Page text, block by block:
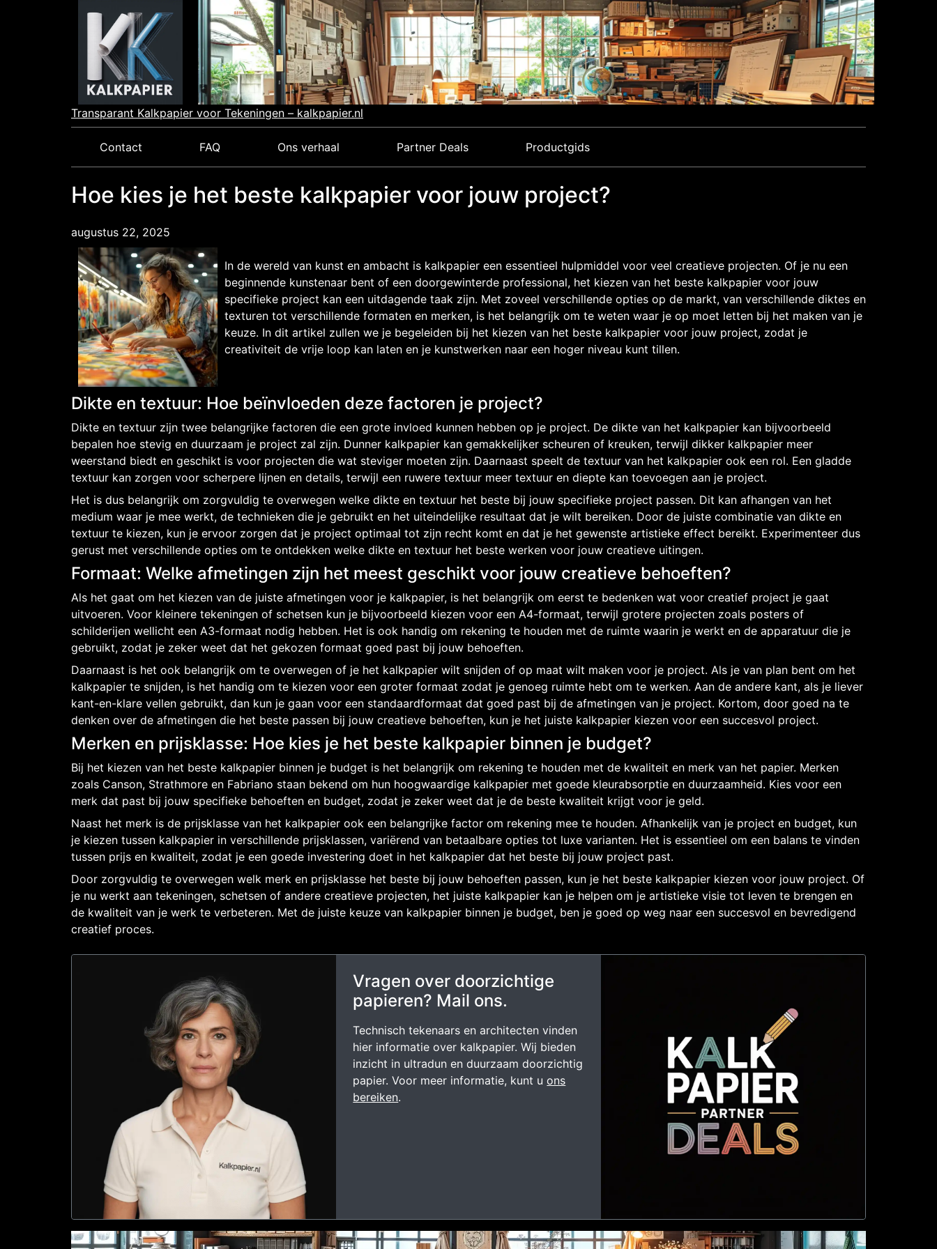
content
Transparant Kalkpapier voor Tekeningen – kalkpapier.nl
Contact FAQ Ons verhaal Partner Deals Productgids
Hoe kies je het beste kalkpapier voor jouw project?
augustus 22, 2025
In de wereld van kunst en ambacht is kalkpapier een essentieel hulpmiddel voor veel creatieve projecten. Of je nu een
beginnende kunstenaar bent of een doorgewinterde professional, het kiezen van het beste kalkpapier voor jouw
specifieke project kan een uitdagende taak zijn. Met zoveel verschillende opties op de markt, van verschillende diktes en
texturen tot verschillende formaten en merken, is het belangrijk om te weten waar je op moet letten bij het maken van je
keuze. In dit artikel zullen we je begeleiden bij het kiezen van het beste kalkpapier voor jouw project, zodat je
creativiteit de vrije loop kan laten en je kunstwerken naar een hoger niveau kunt tillen.
Dikte en textuur: Hoe beïnvloeden deze factoren je project?
Dikte en textuur zijn twee belangrijke factoren die een grote invloed kunnen hebben op je project. De dikte van het kalkpapier kan bijvoorbeeld
bepalen hoe stevig en duurzaam je project zal zijn. Dunner kalkpapier kan gemakkelijker scheuren of kreuken, terwijl dikker kalkpapier meer
weerstand biedt en geschikt is voor projecten die wat steviger moeten zijn. Daarnaast speelt de textuur van het kalkpapier ook een rol. Een gladde
textuur kan zorgen voor scherpere lijnen en details, terwijl een ruwere textuur meer textuur en diepte kan toevoegen aan je project.
Het is dus belangrijk om zorgvuldig te overwegen welke dikte en textuur het beste bij jouw specifieke project passen. Dit kan afhangen van het
medium waar je mee werkt, de technieken die je gebruikt en het uiteindelijke resultaat dat je wilt bereiken. Door de juiste combinatie van dikte en
textuur te kiezen, kun je ervoor zorgen dat je project optimaal tot zijn recht komt en dat je het gewenste artistieke effect bereikt. Experimenteer dus
gerust met verschillende opties om te ontdekken welke dikte en textuur het beste werken voor jouw creatieve uitingen.
Formaat: Welke afmetingen zijn het meest geschikt voor jouw creatieve behoeften?
Als het gaat om het kiezen van de juiste afmetingen voor je kalkpapier, is het belangrijk om eerst te bedenken wat voor creatief project je gaat
uitvoeren. Voor kleinere tekeningen of schetsen kun je bijvoorbeeld kiezen voor een A4-formaat, terwijl grotere projecten zoals posters of
schilderijen wellicht een A3-formaat nodig hebben. Het is ook handig om rekening te houden met de ruimte waarin je werkt en de apparatuur die je
gebruikt, zodat je zeker weet dat het gekozen formaat goed past bij jouw behoeften.
Daarnaast is het ook belangrijk om te overwegen of je het kalkpapier wilt snijden of op maat wilt maken voor je project. Als je van plan bent om het
kalkpapier te snijden, is het handig om te kiezen voor een groter formaat zodat je genoeg ruimte hebt om te werken. Aan de andere kant, als je liever
kant-en-klare vellen gebruikt, dan kun je gaan voor een standaardformaat dat goed past bij de afmetingen van je project. Kortom, door goed na te
denken over de afmetingen die het beste passen bij jouw creatieve behoeften, kun je het juiste kalkpapier kiezen voor een succesvol project.
Merken en prijsklasse: Hoe kies je het beste kalkpapier binnen je budget?
Bij het kiezen van het beste kalkpapier binnen je budget is het belangrijk om rekening te houden met de kwaliteit en merk van het papier. Merken
zoals Canson, Strathmore en Fabriano staan ​​bekend om hun hoogwaardige kalkpapier met goede kleurabsorptie en duurzaamheid. Kies voor een
merk dat past bij jouw specifieke behoeften en budget, zodat je zeker weet dat je de beste kwaliteit krijgt voor je geld.
Naast het merk is de prijsklasse van het kalkpapier ook een belangrijke factor om rekening mee te houden. Afhankelijk van je project en budget, kun
je kiezen tussen kalkpapier in verschillende prijsklassen, variërend van betaalbare opties tot luxe varianten. Het is essentieel om een balans te vinden
tussen prijs en kwaliteit, zodat je een goede investering doet in het kalkpapier dat het beste bij jouw project past.
Door zorgvuldig te overwegen welk merk en prijsklasse het beste bij jouw behoeften passen, kun je het beste kalkpapier kiezen voor jouw project. Of
je nu werkt aan tekeningen, schetsen of andere creatieve projecten, het juiste kalkpapier kan je helpen om je artistieke visie tot leven te brengen en
de kwaliteit van je werk te verbeteren. Met de juiste keuze van kalkpapier binnen je budget, ben je goed op weg naar een succesvol en bevredigend
creatief proces.
Vragen over doorzichtige
papieren? Mail ons.
Technisch tekenaars en architecten vinden
hier informatie over kalkpapier. Wij bieden
inzicht in ultradun en duurzaam doorzichtig
papier. Voor meer informatie, kunt uons
bereiken.